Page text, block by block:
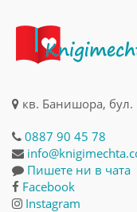
кв. Банишора, бул.
0887 90 45 78
Пишете ни в чата
Facebook
Instagram